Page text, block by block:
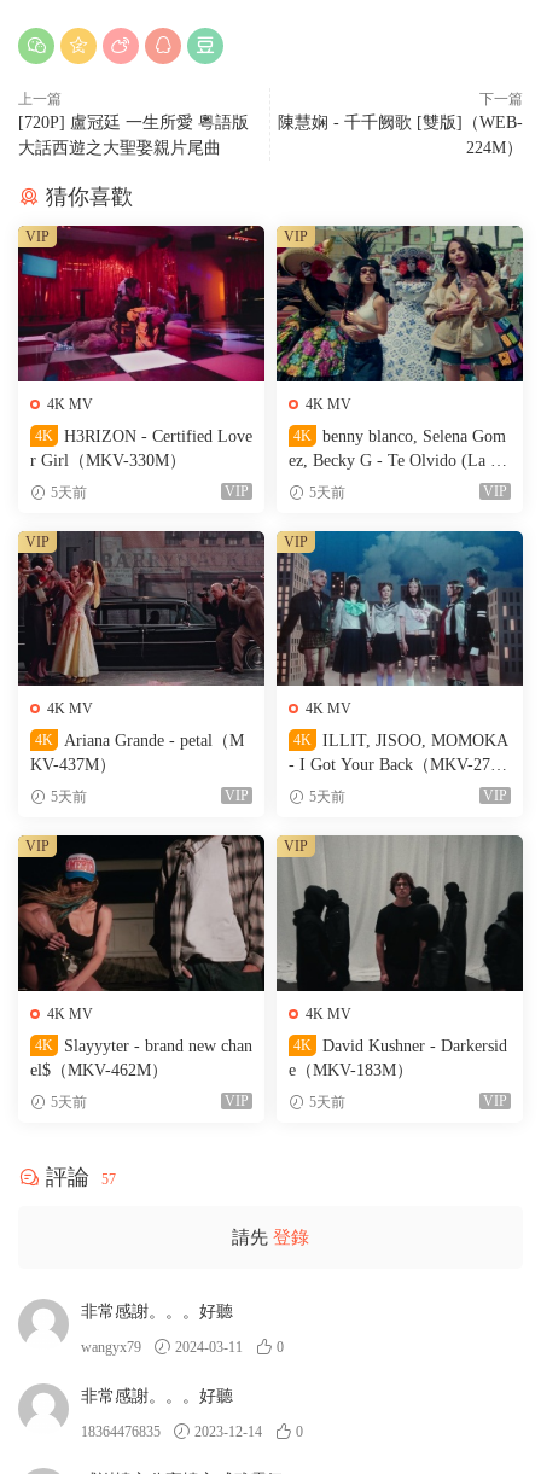
上一篇
[720P] 盧冠廷 一生所愛 粵語版
大話西遊之大聖娶親片尾曲
下一篇
陳慧娴 - 千千阙歌 [雙版]（WEB-
224M）
猜你喜歡
4K MV
4K
H3RIZON - Certified Love
r Girl（MKV-330M）
5天前 VIP
VIP
4K MV
4K
benny blanco, Selena Gom
ez, Becky G - Te Olvido (La L
a)（MKV-327M）
5天前 VIP
VIP
4K MV
4K
Ariana Grande - petal（M
KV-437M）
5天前 VIP
VIP
4K MV
4K
ILLIT, JISOO, MOMOKA
- I Got Your Back（MKV-274
M）5天前 VIP
VIP
4K MV
4K
Slayyyter - brand new chan
el$（MKV-462M）
5天前 VIP
VIP
4K MV
4K
David Kushner - Darkersid
e（MKV-183M）
5天前 VIP
VIP
評論 57
請先 登錄
非常感謝。。。好聽
wangyx79 2024-03-11 0
非常感謝。。。好聽
18364476835 2023-12-14 0